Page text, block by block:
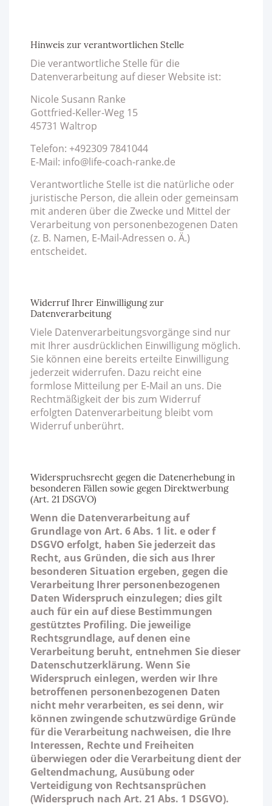
Hinweis zur verantwortlichen Stelle
Die verantwortliche Stelle für die
Datenverarbeitung auf dieser Website ist:
Nicole Susann Ranke
Gottfried-Keller-Weg 15
45731 Waltrop
Telefon: +492309 7841044
E-Mail: info@life-coach-ranke.de
Verantwortliche Stelle ist die natürliche oder
juristische Person, die allein oder gemeinsam
mit anderen über die Zwecke und Mittel der
Verarbeitung von personenbezogenen Daten
(z. B. Namen, E-Mail-Adressen o. Ä.)
entscheidet.
Widerruf Ihrer Einwilligung zur
Datenverarbeitung
Viele Datenverarbeitungsvorgänge sind nur
mit Ihrer ausdrücklichen Einwilligung möglich.
Sie können eine bereits erteilte Einwilligung
jederzeit widerrufen. Dazu reicht eine
formlose Mitteilung per E-Mail an uns. Die
Rechtmäßigkeit der bis zum Widerruf
erfolgten Datenverarbeitung bleibt vom
Widerruf unberührt.
Widerspruchsrecht gegen die Datenerhebung in
besonderen Fällen sowie gegen Direktwerbung
(Art. 21 DSGVO)
Wenn die Datenverarbeitung auf
Grundlage von Art. 6 Abs. 1 lit. e oder f
DSGVO erfolgt, haben Sie jederzeit das
Recht, aus Gründen, die sich aus Ihrer
besonderen Situation ergeben, gegen die
Verarbeitung Ihrer personenbezogenen
Daten Widerspruch einzulegen; dies gilt
auch für ein auf diese Bestimmungen
gestütztes Profiling. Die jeweilige
Rechtsgrundlage, auf denen eine
Verarbeitung beruht, entnehmen Sie dieser
Datenschutzerklärung. Wenn Sie
Widerspruch einlegen, werden wir Ihre
betroffenen personenbezogenen Daten
nicht mehr verarbeiten, es sei denn, wir
können zwingende schutzwürdige Gründe
für die Verarbeitung nachweisen, die Ihre
Interessen, Rechte und Freiheiten
überwiegen oder die Verarbeitung dient der
Geltendmachung, Ausübung oder
Verteidigung von Rechtsansprüchen
(Widerspruch nach Art. 21 Abs. 1 DSGVO).